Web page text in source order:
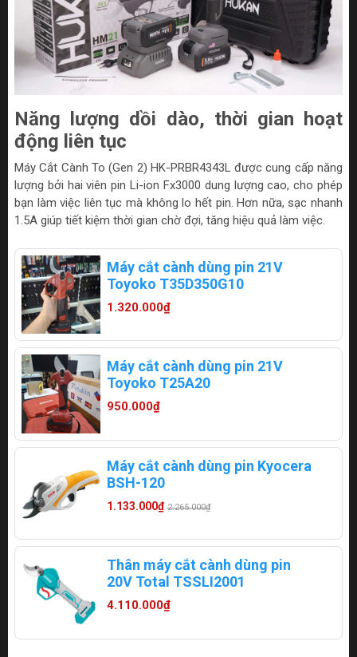
Năng lượng dồi dào, thời gian hoạt
động liên tục
Máy Cắt Cành To (Gen 2) HK-PRBR4343L được cung cấp năng
lượng bởi hai viên pin Li-ion Fx3000 dung lượng cao, cho phép
bạn làm việc liên tục mà không lo hết pin. Hơn nữa, sạc nhanh
1.5A giúp tiết kiệm thời gian chờ đợi, tăng hiệu quả làm việc.
Máy cắt cành dùng pin 21V
Toyoko T35D350G10
1.320.000₫
Máy cắt cành dùng pin 21V
Toyoko T25A20
950.000₫
Máy cắt cành dùng pin Kyocera
BSH-120
1.133.000₫ 2.265.000₫
Thân máy cắt cành dùng pin
20V Total TSSLI2001
4.110.000₫